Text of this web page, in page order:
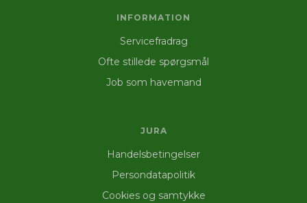
INFORMATION
Servicefradrag
Ofte stillede spørgsmål
Job som havemand
JURA
Handelsbetingelser
Persondatapolitik
Cookies og samtykke